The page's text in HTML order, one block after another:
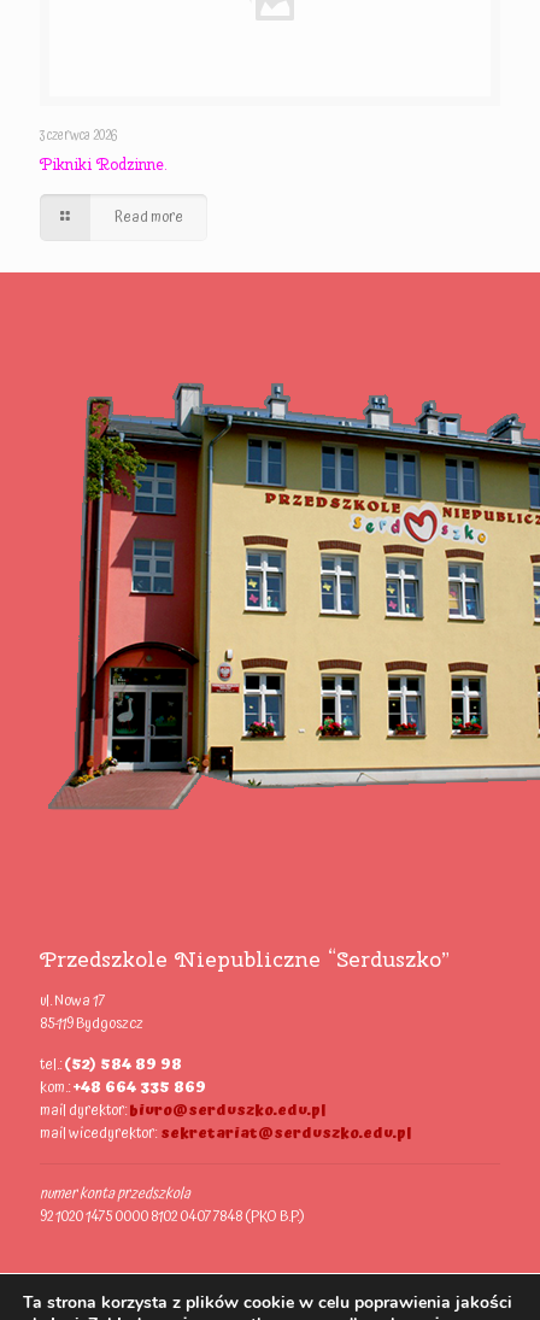
3 czerwca 2026
Pikniki Rodzinne.
Read more
Przedszkole Niepubliczne “Serduszko”
ul. Nowa 17
85-119 Bydgoszcz
tel.:(52) 584 89 98
kom.:+48 664 335 869
mail dyrektor:biuro@serduszko.edu.pl
mail wicedyrektor:sekretariat@serduszko.edu.pl
numer konta przedszkola
92 1020 1475 0000 8102 0407 7848 (PKO B.P.)
Ta strona korzysta z plików cookie w celu poprawienia jakości